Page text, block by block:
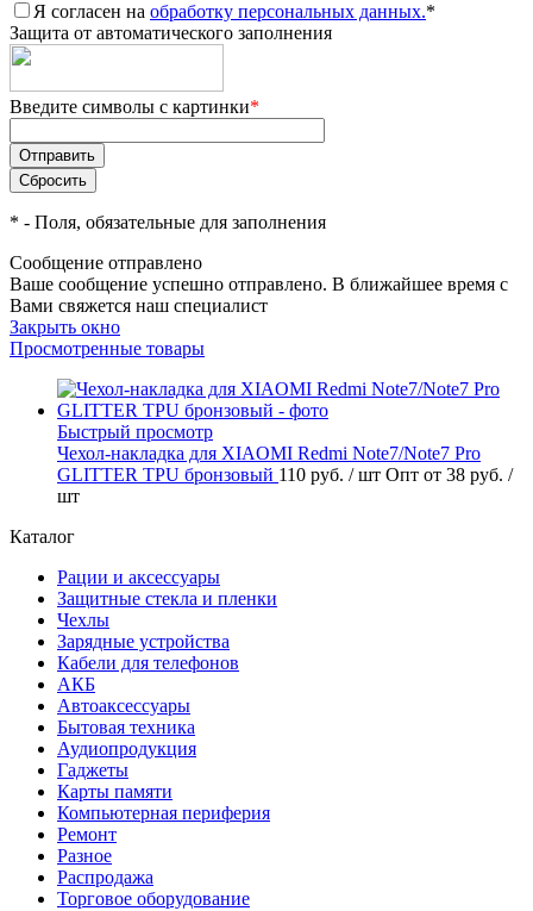
Я согласен на обработку персональных данных.*
Защита от автоматического заполнения
Введите символы с картинки*
* - Поля, обязательные для заполнения
Сообщение отправлено
Ваше сообщение успешно отправлено. В ближайшее время с
Вами свяжется наш специалист
Закрыть окно
Просмотренные товары
Быстрый просмотр
Чехол-накладка для XIAOMI Redmi Note7/Note7 Pro
GLITTER TPU бронзовый 110 руб. / шт Опт от 38 руб. /
шт
Каталог
Рации и аксессуары
Защитные стекла и пленки
Чехлы
Зарядные устройства
Кабели для телефонов
АКБ
Автоаксессуары
Бытовая техника
Аудиопродукция
Гаджеты
Карты памяти
Компьютерная периферия
Ремонт
Разное
Распродажа
Торговое оборудование